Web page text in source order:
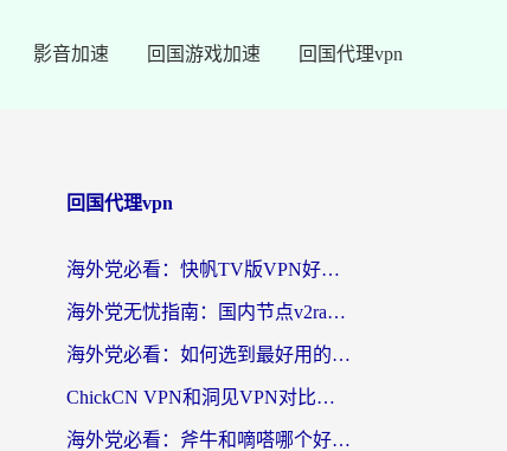
影音加速 回国游戏加速 回国代理vpn
回国代理vpn
海外党必看：快帆TV版VPN好用吗？和快游VPN对比哪个回国效果更好？附实用避坑指南
海外党无忧指南：国内节点v2ray怎么选？一键回国VPN+多场景实测帮你避坑
海外党必看：如何选到最好用的回国加速器？从节点到售后的全维度指南
ChickCN VPN和洞见VPN对比哪个回国效果更好？海外党亲测3款加速器+避坑指南
海外党必看：斧牛和嘀嗒哪个好？3个维度教你选对回国加速器